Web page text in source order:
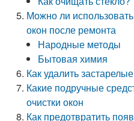
Можно ли
окон после ремонта
Народные методы
Бытовая химия
Как удалить
Какие подручные
очистки окон
Как предотвратить